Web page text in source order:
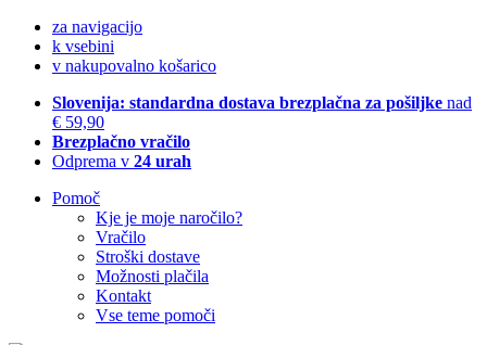
za navigacijo
k vsebini
v nakupovalno košarico
Slovenija: standardna dostava brezplačna za pošiljke nad
€ 59,90
Brezplačno vračilo
Odprema v 24 urah
Pomoč
Kje je moje naročilo?
Vračilo
Stroški dostave
Možnosti plačila
Kontakt
Vse teme pomoči